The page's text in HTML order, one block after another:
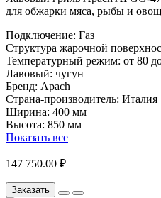
для обжарки мяса, рыбы и
Подключение: Газ
Структура жарочной
Температурный режим: от 80
Лавовый: чугун
Бренд: Apach
Страна-производитель: Италия
Ширина: 400 мм
Высота: 850 мм
Показать все
147 750.00 ₽
Заказать